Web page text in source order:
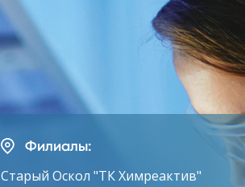
Филиалы:
Старый Оскол "ТК Химреактив"